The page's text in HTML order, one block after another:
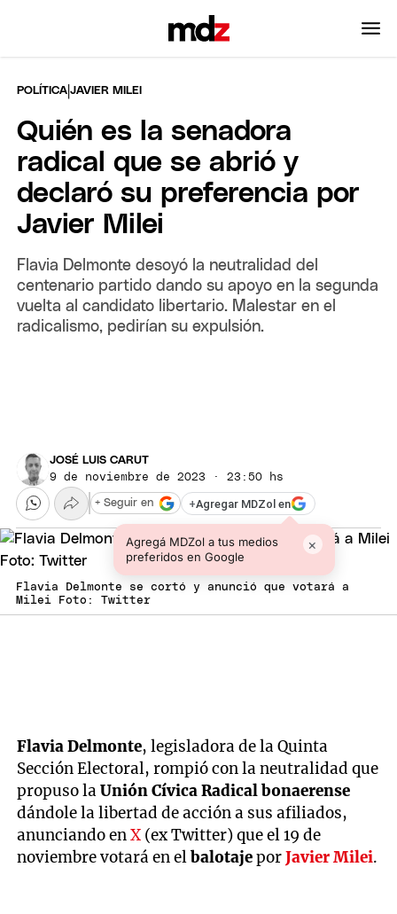
POLÍTICA |JAVIER MILEI
Quién es la senadora
radical que se abrió y
declaró su preferencia por
Javier Milei
Flavia Delmonte desoyó la neutralidad del
centenario partido dando su apoyo en la segunda
vuelta al candidato libertario. Malestar en el
radicalismo, pedirían su expulsión.
JOSÉ LUIS CARUT
9 de noviembre de 2023 · 23:50 hs
+Agregar MDZol en
Agregá MDZol a tus medios
preferidos en Google
×
+ Seguir en
Flavia Delmonte se cortó y anunció que votará a
Milei Foto: Twitter
Flavia Delmonte, legisladora de la Quinta
Sección Electoral, rompió con la neutralidad que
propuso laUnión Cívica Radical bonaerense
dándole la libertad de acción a sus afiliados,
anunciando enX (ex Twitter) que el 19 de
noviembre votará en elbalotajeporJavier Milei.